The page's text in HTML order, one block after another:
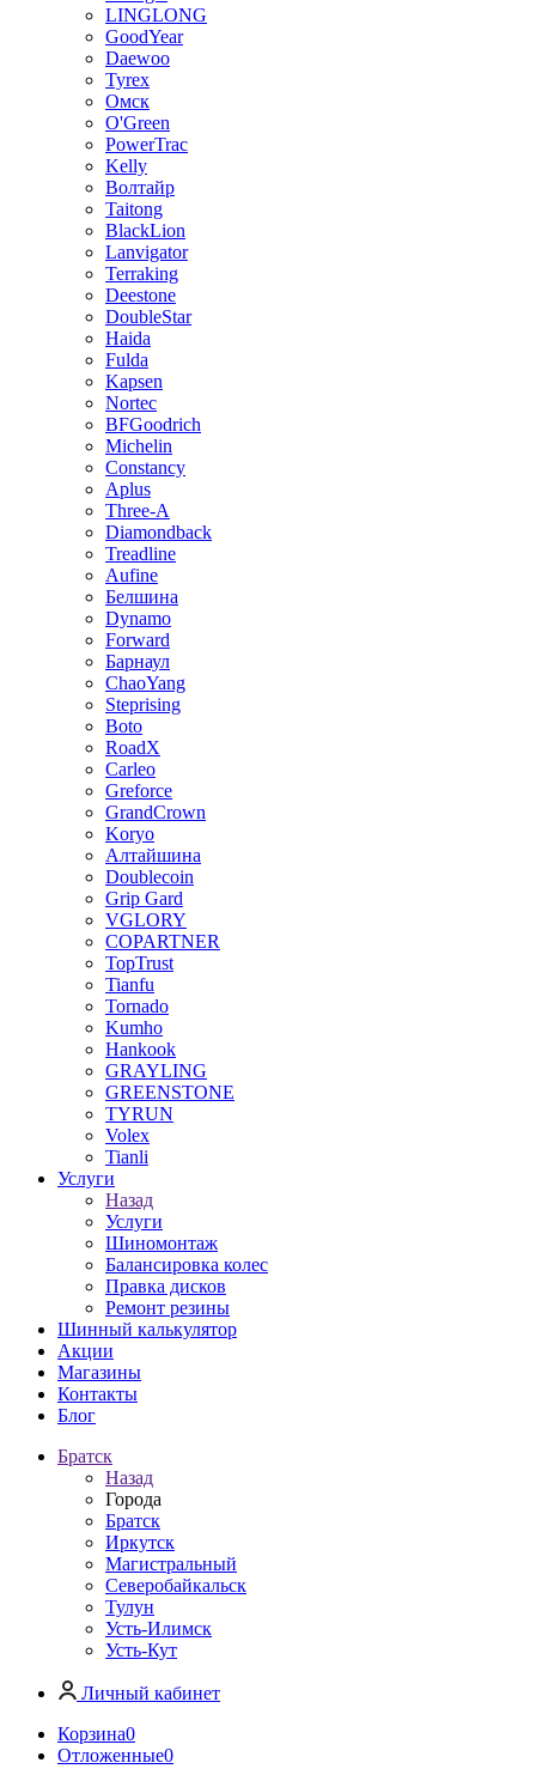
LINGLONG
GoodYear
Daewoo
Tyrex
Омск
O'Green
PowerTrac
Kelly
Волтайр
Taitong
BlackLion
Lanvigator
Terraking
Deestone
DoubleStar
Haida
Fulda
Kapsen
Nortec
BFGoodrich
Michelin
Constancy
Aplus
Three-A
Diamondback
Treadline
Aufine
Белшина
Dynamo
Forward
Барнаул
ChaoYang
Steprising
Boto
RoadX
Carleo
Greforce
GrandCrown
Koryo
Алтайшина
Doublecoin
Grip Gard
VGLORY
COPARTNER
TopTrust
Tianfu
Tornado
Kumho
Hankook
GRAYLING
GREENSTONE
TYRUN
Volex
Tianli
Услуги
Назад
Услуги
Шиномонтаж
Балансировка колес
Правка дисков
Ремонт резины
Шинный калькулятор
Акции
Магазины
Контакты
Блог
Братск
Назад
Города
Братск
Иркутск
Магистральный
Северобайкальск
Тулун
Усть-Илимск
Усть-Кут
Личный кабинет
Корзина0
Отложенные0